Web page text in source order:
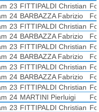
23 FITTIPALDI Christian
24 BARBAZZA Fabrizio
23 FITTIPALDI Christian
24 BARBAZZA Fabrizio
23 FITTIPALDI Christian
24 BARBAZZA Fabrizio
23 FITTIPALDI Christian
24 BARBAZZA Fabrizio
23 FITTIPALDI Christian
24 MARTINI Pierluigi
23 FITTIPALDI Christian